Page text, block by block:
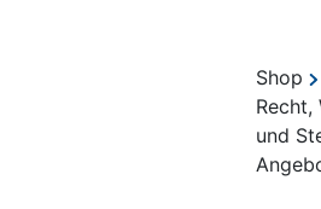
Shop
und